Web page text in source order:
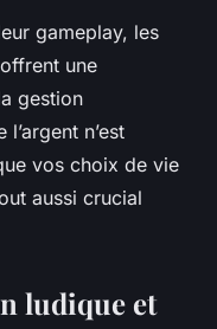
gameplay, les
une
gestion
n’est
vos choix de vie
aussi crucial
ludique et